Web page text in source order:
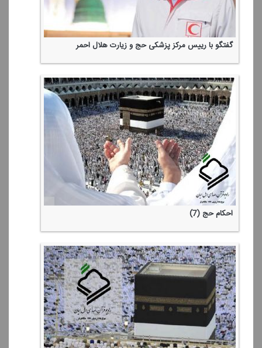
گفتگو با رییس مركز پزشكی حج و زیارت هلال احمر
احكام حج (7)